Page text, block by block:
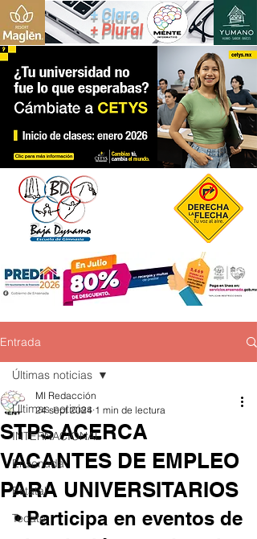
+ Claro
+ Plural
Entrada
Últimas noticias
INTERNACIONAL
Ensenada
Estatal
Tecate
Últimas noticias
STPS ACERCA
VACANTES DE EMPLEO
PARA UNIVERSITARIOS
MI Redacción
24 sept 2024 1 min de lectura
• Participa en eventos de